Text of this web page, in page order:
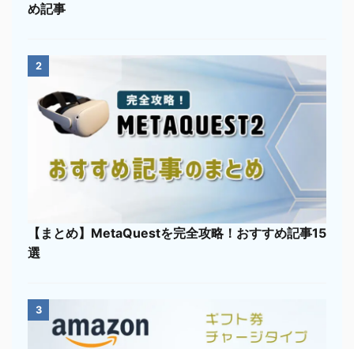
め記事
2
【まとめ】MetaQuestを完全攻略！おすすめ記事15
選
3